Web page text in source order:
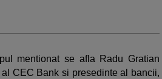
mentionat se afla Radu Gratian
CEC Bank si presedinte al bancii,